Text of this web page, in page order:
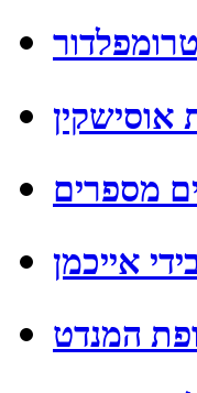
מספרים
אייכמן
המנדט